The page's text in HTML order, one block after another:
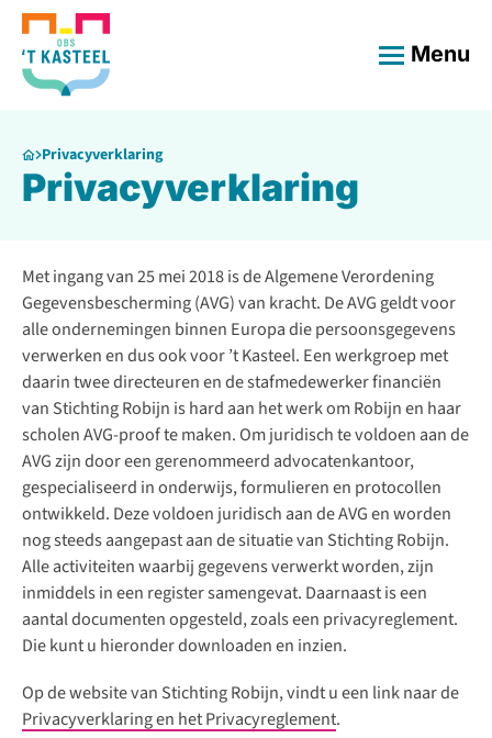
Menu
Privacyverklaring
Privacyverklaring
Met ingang van 25 mei 2018 is de Algemene Verordening
Gegevensbescherming (AVG) van kracht. De AVG geldt voor
alle ondernemingen binnen Europa die persoonsgegevens
verwerken en dus ook voor ’t Kasteel. Een werkgroep met
daarin twee directeuren en de stafmedewerker financiën
van Stichting Robijn is hard aan het werk om Robijn en haar
scholen AVG-proof te maken. Om juridisch te voldoen aan de
AVG zijn door een gerenommeerd advocatenkantoor,
gespecialiseerd in onderwijs, formulieren en protocollen
ontwikkeld. Deze voldoen juridisch aan de AVG en worden
nog steeds aangepast aan de situatie van Stichting Robijn.
Alle activiteiten waarbij gegevens verwerkt worden, zijn
inmiddels in een register samengevat. Daarnaast is een
aantal documenten opgesteld, zoals een privacyreglement.
Die kunt u hieronder downloaden en inzien.
Op de website van Stichting Robijn, vindt u een link naar de
Privacyverklaring en het Privacyreglement.